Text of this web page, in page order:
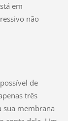
em
não
de
três
sua membrana